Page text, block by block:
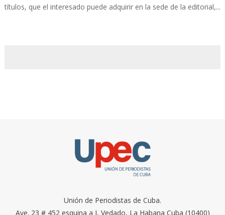
títulos, que el interesado puede adquirir en la sede de la editorial,...
Unión de Periodistas de Cuba.
Ave. 23 # 452 esquina a I, Vedado, La Habana Cuba (10400)